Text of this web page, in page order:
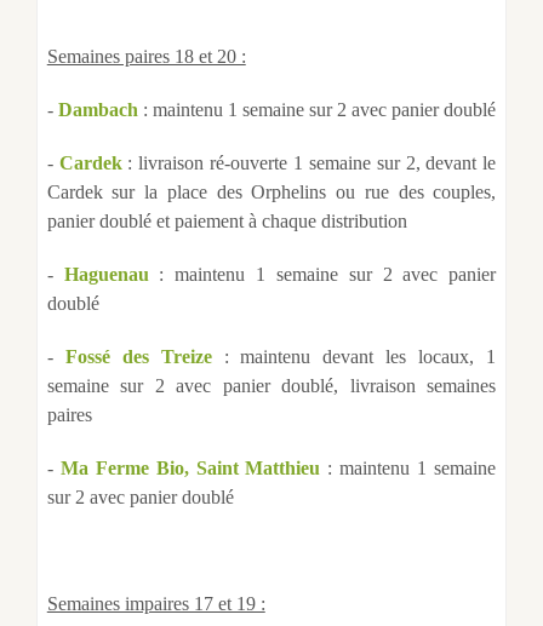
Semaines paires 18 et 20 :
- Dambach : maintenu 1 semaine sur 2 avec panier doublé
- Cardek : livraison ré-ouverte 1 semaine sur 2, devant le
Cardek sur la place des Orphelins ou rue des couples,
panier doublé et paiement à chaque distribution
- Haguenau : maintenu 1 semaine sur 2 avec panier
doublé
- Fossé des Treize: maintenu devant les locaux, 1
semaine sur 2 avec panier doublé, livraison semaines
paires
- Ma Ferme Bio, Saint Matthieu : maintenu 1 semaine
sur 2 avec panier doublé
Semaines impaires 17 et 19 :